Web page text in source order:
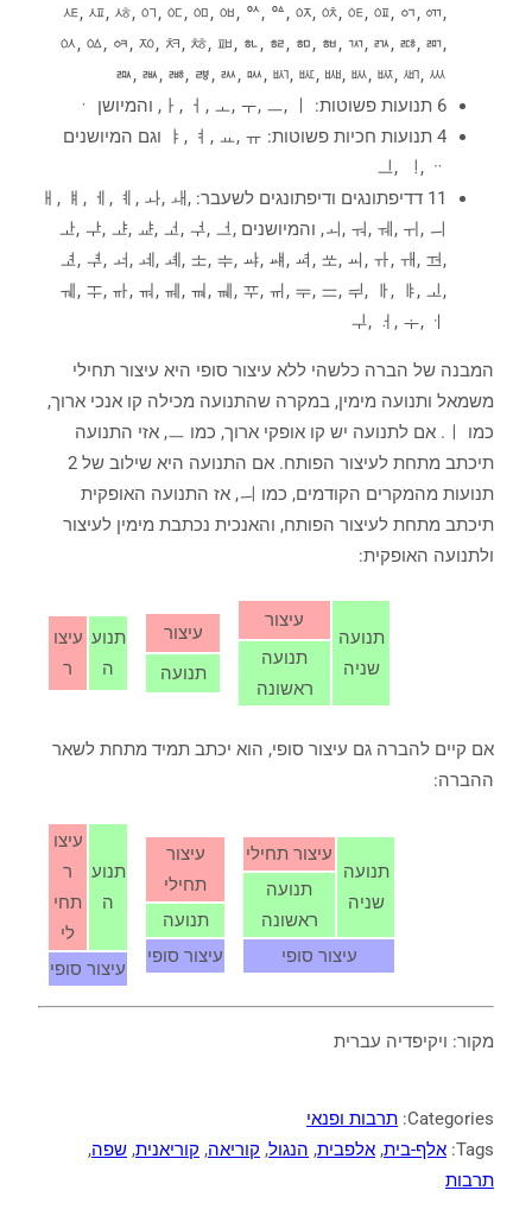
ᄹ, ᄺ, ᄻ, ᅁ, ᅂ, ᅃ, ᅄ, ᅅ, ᅆ, ᅈ, ᅉ, ᅊ, ᅋ, ᇬ, ᇭ,
ㆂ, ㆃ, ᇯ, ᅍ, ᅒ, ᅓ, ᅖ, ᇵ, ᇶ, ᇷ, ᇸ, ᇄ, ㅩ, ᇏ, ᇑ,
ᇒ, ㅫ, ᇔ, ᇕ, ᇖ, ᇞ, ㅴ, ㅵ, ᄤ, ᄥ, ᄦ, ᄳ, ᄴ
6 תנועות פשוטות: ㅏ, ㅓ, ㅗ, ㅜ, ㅡ, ㅣ, והמיושן ㆍ
4 תנועות חכיות פשוטות: ㅑ, ㅕ, ㅛ, ㅠ וגם המיושנים
ᆜ, ᆝ, ᆢ
11 דדיפתונגים ודיפתונגים לשעבר: ㅐ, ㅒ, ㅔ, ㅖ, ㅘ, ㅙ,
ㅚ, ㅝ, ㅞ, ㅟ, ㅢ, והמיושנים ᅶ, ᅷ, ᅸ, ᅹ, ᅺ, ᅻ, ᅼ,
ᅽ, ᅾ, ᅿ, ᆀ, ᆁ, ᆂ, ᆃ, ㆇ, ㆈ, ᆆ, ᆇ, ㆉ, ᆉ, ᆊ, ᆋ,
ᆌ, ᆍ, ᆎ, ᆏ, ᆐ, ㆊ, ㆋ, ᆓ, ㆌ, ᆕ, ᆖ, ᆗ, ᆘ, ᆙ, ᆚ,
ᆛ, ᆟ, ᆠ, ㆎ
המבנה של הברה כלשהי ללא עיצור סופי היא עיצור תחילי
משמאל ותנועה מימין, במקרה שהתנועה מכילה קו אנכי ארוך,
כמו ㅣ. אם לתנועה יש קו אופקי ארוך, כמו ㅡ, אזי התנועה
תיכתב מתחת לעיצור הפותח. אם התנועה היא שילוב של 2
תנועות מהמקרים הקודמים, כמו ㅢ, אז התנועה האופקית
תיכתב מתחת לעיצור הפותח, והאנכית נכתבת מימין לעיצור
ולתנועה האופקית:
עיצו
ר
תנוע
ה
עיצור
תנועה
עיצור
תנועה
שניה
תנועה
ראשונה
אם קיים להברה גם עיצור סופי, הוא יכתב תמיד מתחת לשאר
ההברה:
עיצו
ר
תחי
לי
תנוע
ה
עיצור סופי
עיצור
תחילי
תנועה
עיצור סופי
עיצור תחילי
תנועה
שניה
תנועה
ראשונה
עיצור סופי
מקור: ויקיפדיה עברית
Categories: תרבות ופנאי
Tags: אלף-בית, אלפבית, הנגול, קוריאה, קוריאנית, שפה,
תרבות